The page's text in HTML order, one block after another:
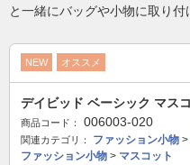
と一緒にバッグや小物に取り
NEW オススメ
デイビッド ベーシック マス
商品コード： 006003-020
関連カテゴリ： ファッション小物 >
ファッション小物 > マスコット